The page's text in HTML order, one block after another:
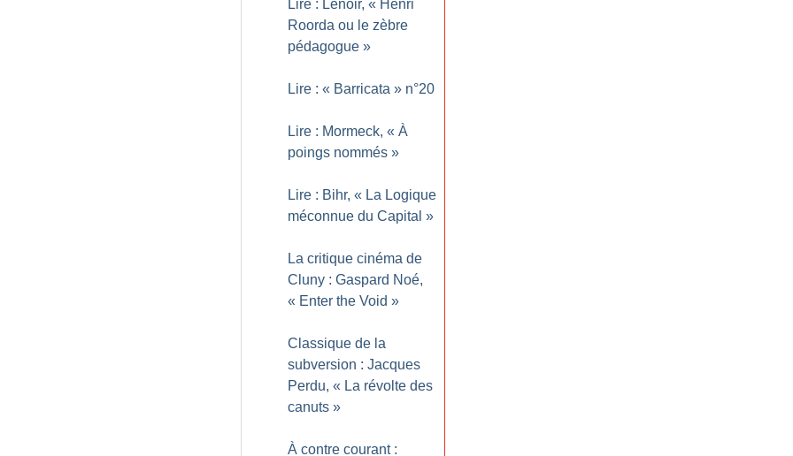
Lire : Lenoir, « Henri
Roorda ou le zèbre
pédagogue »
Lire : « Barricata » n°20
Lire : Mormeck, « À
poings nommés »
Lire : Bihr, « La Logique
méconnue du Capital »
La critique cinéma de
Cluny : Gaspard Noé,
« Enter the Void »
Classique de la
subversion : Jacques
Perdu, « La révolte des
canuts »
À contre courant :